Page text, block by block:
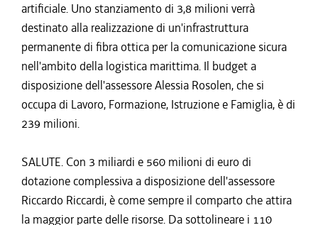
artificiale. Uno stanziamento di 3,8 milioni verrà
destinato alla realizzazione di un'infrastruttura
permanente di fibra ottica per la comunicazione sicura
nell'ambito della logistica marittima. Il budget a
disposizione dell'assessore Alessia Rosolen, che si
occupa di Lavoro, Formazione, Istruzione e Famiglia, è di
239 milioni.
SALUTE. Con 3 miliardi e 560 milioni di euro di
dotazione complessiva a disposizione dell'assessore
Riccardo Riccardi, è come sempre il comparto che attira
la maggior parte delle risorse. Da sottolineare i 110